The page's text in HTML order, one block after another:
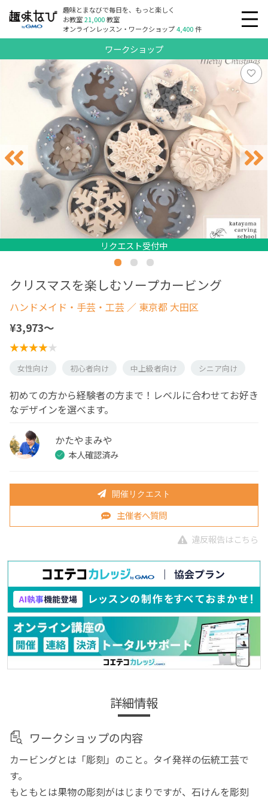
趣味とまなびで毎日を、もっと楽しく
お教室21,000教室
オンラインレッスン・ワークショップ4,400件
ワークショップ
リクエスト受付中
リクエスト受付中
リクエスト受付中
リクエスト受付中
クリスマスを楽しむソープカービング
ハンドメイド・手芸・工芸 ／ 東京都 大田区
¥3,973〜
女性向け 初心者向け 中上級者向け シニア向け
初めての方から経験者の方まで！レベルに合わせてお好き
なデザインを選べます。
かたやまみや
本人確認済み
開催リクエスト
主催者へ質問
違反報告はこちら
詳細情報
ワークショップの内容
カービングとは「彫刻」のこと。タイ発祥の伝統工芸で
す。
もともとは果物の彫刻がはじまりですが、石けんを彫刻